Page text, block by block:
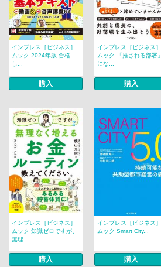
インプレス［ビジネス］
ムック 2024年版 合格
し...
購入
インプレス［ビジネス］
ムック 「推される部署」
にな...
購入
インプレス［ビジネス］
ムック 知識ゼロですが、
無理...
購入
インプレス［ビジネス］
ムック Smart City...
購入